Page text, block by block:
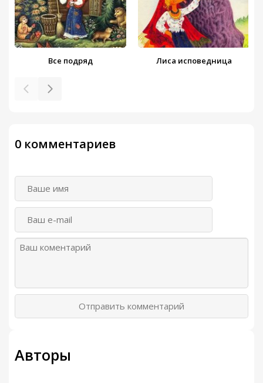
Все подряд Лиса исповедница
0 комментариев
Отправить комментарий
Авторы